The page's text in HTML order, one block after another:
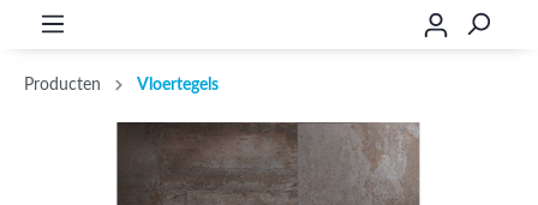
Producten Vloertegels